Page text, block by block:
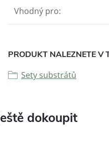
Vhodný pro:
PRODUKT NALEZNETE V
Sety substrátů
dokoupit